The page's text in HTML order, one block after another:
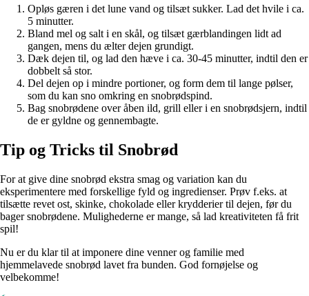
Opløs gæren i det lune vand og tilsæt sukker. Lad det hvile i ca.
5 minutter.
Bland mel og salt i en skål, og tilsæt gærblandingen lidt ad
gangen, mens du ælter dejen grundigt.
Dæk dejen til, og lad den hæve i ca. 30-45 minutter, indtil den er
dobbelt så stor.
Del dejen op i mindre portioner, og form dem til lange pølser,
som du kan sno omkring en snobrødspind.
Bag snobrødene over åben ild, grill eller i en snobrødsjern, indtil
de er gyldne og gennembagte.
Tip og Tricks til Snobrød
For at give dine snobrød ekstra smag og variation kan du
eksperimentere med forskellige fyld og ingredienser. Prøv f.eks. at
tilsætte revet ost, skinke, chokolade eller krydderier til dejen, før du
bager snobrødene. Mulighederne er mange, så lad kreativiteten få frit
spil!
Nu er du klar til at imponere dine venner og familie med
hjemmelavede snobrød lavet fra bunden. God fornøjelse og
velbekomme!